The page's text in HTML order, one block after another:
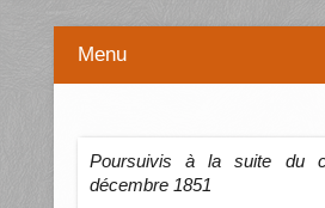
Menu
Poursuivis à la suite du
décembre 1851